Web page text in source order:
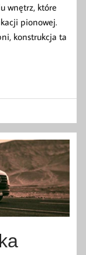
wnętrz, które
pionowej.
konstrukcja ta